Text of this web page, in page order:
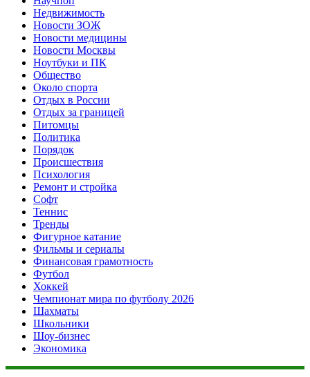
Недвижимость
Новости ЗОЖ
Новости медицины
Новости Москвы
Ноутбуки и ПК
Общество
Около спорта
Отдых в России
Отдых за границей
Питомцы
Политика
Порядок
Происшествия
Психология
Ремонт и стройка
Софт
Теннис
Тренды
Фигурное катание
Фильмы и сериалы
Финансовая грамотность
Футбол
Хоккей
Чемпионат мира по футболу 2026
Шахматы
Школьники
Шоу-бизнес
Экономика